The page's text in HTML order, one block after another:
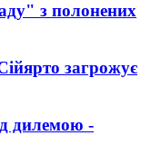
з полонених
загрожує
дилемою -